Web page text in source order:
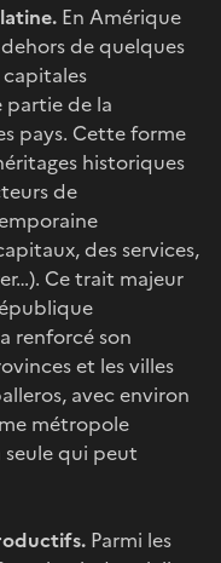
En Amérique
de quelques
capitales
de la
pays. Cette forme
historiques
de
des services,
Ce trait majeur
renforcé son
et les villes
avec environ
métropole
seule qui peut
Parmi les